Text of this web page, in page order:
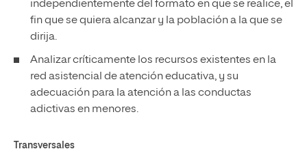
independientemente del formato en que se realice, el
fin que se quiera alcanzar y la población a la que se
dirija.
Analizar críticamente los recursos existentes en la
red asistencial de atención educativa, y su
adecuación para la atención a las conductas
adictivas en menores.
Transversales